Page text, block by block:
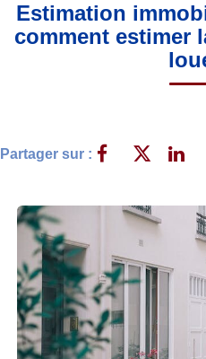
NOS
Notre
Avis
Nos
Estimation
comment estimer
Partager sur :